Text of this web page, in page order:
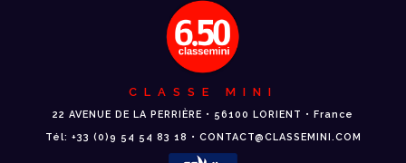
CLASSE MINI
22 AVENUE DE LA PERRIÈRE • 56100 LORIENT • France
Tél: +33 (0)9 54 54 83 18 • CONTACT@CLASSEMINI.COM